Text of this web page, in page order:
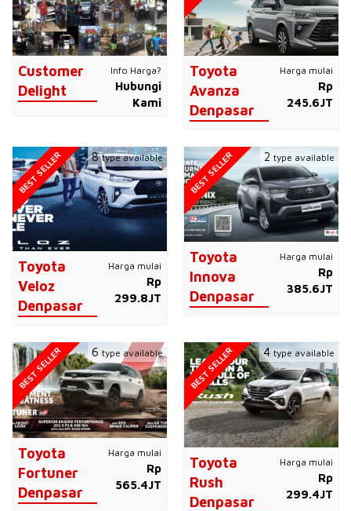
Customer
Delight
Info Harga?
Hubungi
Kami
Toyota
Avanza
Denpasar
Harga mulai
Rp
245.6JT
Toyota
Veloz
Denpasar
Harga mulai
Rp
299.8JT
BEST SELLER 8type available
Toyota
Innova
Denpasar
Harga mulai
Rp
385.6JT
BEST SELLER 2 type available
Toyota
Fortuner
Denpasar
Harga mulai
Rp
565.4JT
BEST SELLER 6 type available
Toyota
Rush
Denpasar
Harga mulai
Rp
299.4JT
BEST SELLER 4type available